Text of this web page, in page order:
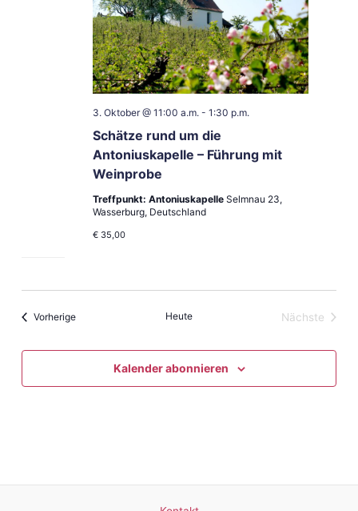
Schätze rund um die
Antoniuskapelle – Führung mit
Weinprobe
3. Oktober @ 11:00 a.m.- 1:30 p.m.
Treffpunkt: Antoniuskapelle Selmnau 23,
Wasserburg, Deutschland
€ 35,00
VorherigeVeranstaltungen Heute
Nächste
Kalender abonnieren